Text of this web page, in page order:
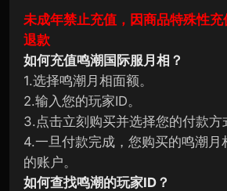
未成年禁止充值，因商品特殊性
退款
如何充值鸣潮国际服月相？
1.选择鸣潮月相面额。
2.输入您的玩家ID。
3.点击立刻购买并选择您的付款方
4.一旦付款完成，您购买的鸣潮月
的账户。
如何查找鸣潮的玩家ID？